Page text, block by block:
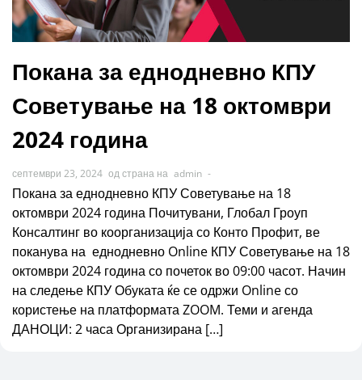
Покана за еднодневно КПУ
Советување на 18 октомври
2024 година
септември 23, 2024 од страна на admin -
Покана за еднодневно КПУ Советување на 18
октомври 2024 година Почитувани, Глобал Гроуп
Консалтинг во коорганизација со Конто Профит, ве
поканува на еднодневно Online КПУ Советување на 18
октомври 2024 година со почеток во 09:00 часот. Начин
на следење КПУ Обуката ќе се одржи Online со
користење на платформата ZOOM. Теми и агенда
ДАНОЦИ: 2 часа Организирана […]